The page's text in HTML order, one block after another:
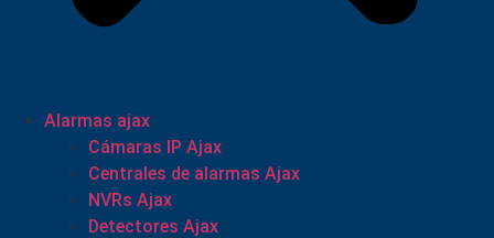
Alarmas ajax
Cámaras IP Ajax
Centrales de alarmas Ajax
NVRs Ajax
Detectores Ajax